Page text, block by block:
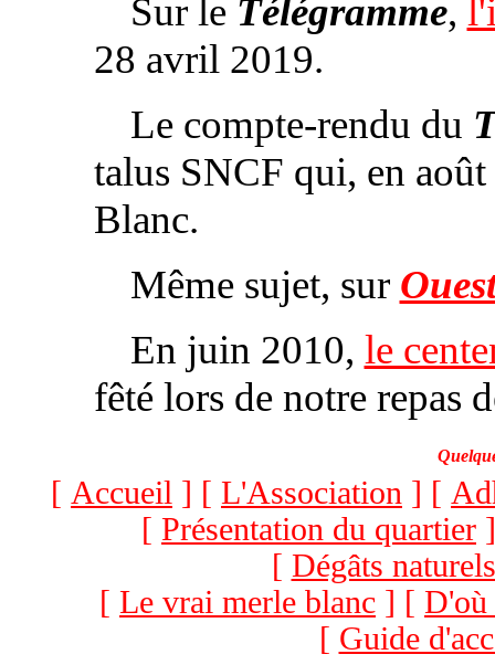
Sur le Télégramme,
28 avril 2019.
Le compte-rendu du
talus SNCF qui, en
Blanc.
Même sujet, sur
En juin 2010, le
fêté lors de notre repas
[ Accueil ] [ L'Association ] [
[ Présentation du quartier
[ Dégâts naturels
[ Le vrai merle blanc ] [ D'où
[ Guide